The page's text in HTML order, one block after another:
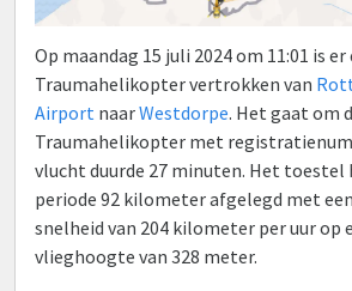
Op maandag 15 juli 2024 om 11:01 is er
Traumahelikopter vertrokken van
Airport naarWestdorpe. Het gaat om
Traumahelikopter met
vlucht duurde 27 minuten. Het toestel
periode 92 kilometer afgelegd met
snelheid van 204 kilometer per uur op
vlieghoogte van 328 meter.